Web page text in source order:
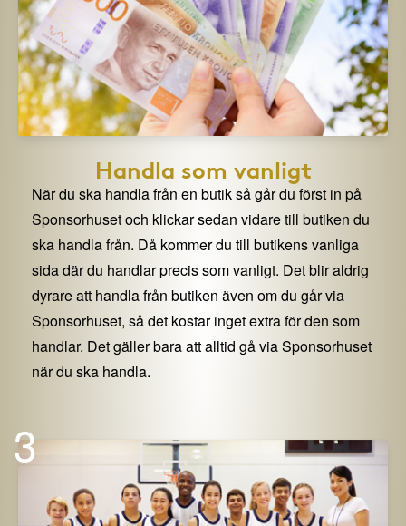
Handla som vanligt
När du ska handla från en butik så går du först in på
Sponsorhuset och klickar sedan vidare till butiken du
ska handla från. Då kommer du till butikens vanliga
sida där du handlar precis som vanligt. Det blir aldrig
dyrare att handla från butiken även om du går via
Sponsorhuset, så det kostar inget extra för den som
handlar. Det gäller bara att alltid gå via Sponsorhuset
när du ska handla.
3